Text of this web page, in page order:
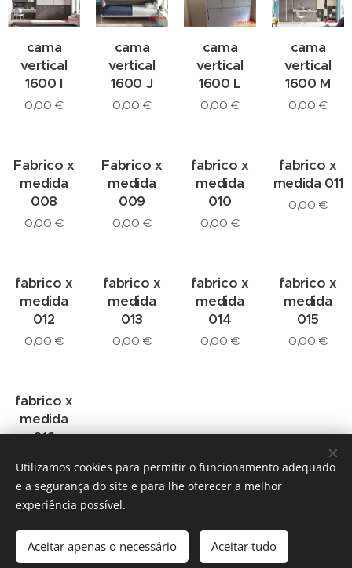
cama
vertical
1600 I
0,00 €
cama
vertical
1600 J
0,00 €
cama
vertical
1600 L
0,00 €
cama
vertical
1600 M
0,00 €
Fabrico x
medida
008
0,00 €
Fabrico x
medida
009
0,00 €
fabrico x
medida
010
0,00 €
fabrico x
medida 011
0,00 €
fabrico x
medida
012
0,00 €
fabrico x
medida
013
0,00 €
fabrico x
medida
014
0,00 €
fabrico x
medida
015
0,00 €
fabrico x
medida
016
fabrico x medida
Cookies
Utilizamos cookies para permitir o funcionamento adequado
e a segurança do site e para lhe oferecer a melhor
experiência possível.
Aceitar apenas o necessário Aceitar tudo